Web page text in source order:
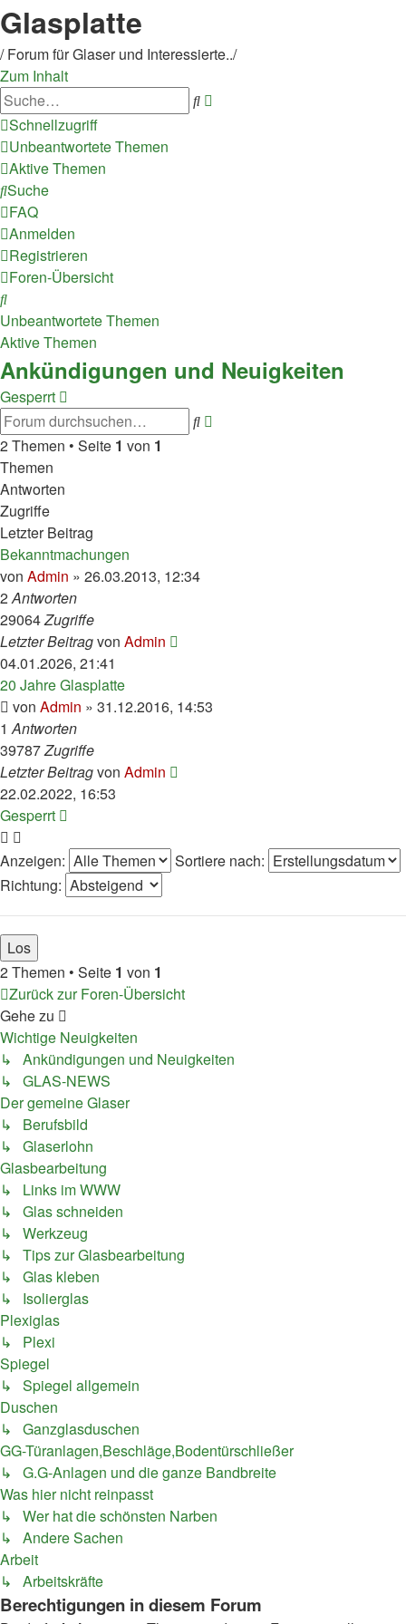
Glasplatte
/ Forum für Glaser und Interessierte../
Zum Inhalt
Suche
Schnellzugriff
Unbeantwortete Themen
Aktive Themen
Suche
FAQ
Anmelden
Registrieren
Foren-Übersicht
Suche
Unbeantwortete Themen
Aktive Themen
Ankündigungen und Neuigkeiten
Gesperrt
Suche
2 Themen • Seite 1 von 1
Themen
Antworten
Zugriffe
Letzter Beitrag
Bekanntmachungen
von Admin » 26.03.2013, 12:34
2Antworten
29064Zugriffe
Letzter Beitragvon Admin
04.01.2026, 21:41
20 Jahre Glasplatte
von Admin » 31.12.2016, 14:53
1Antworten
39787Zugriffe
Letzter Beitragvon Admin
22.02.2022, 16:53
Gesperrt
Anzeigen:
Sortiere nach:
Richtung:
2 Themen • Seite 1 von 1
Zurück zur Foren-Übersicht
Gehe zu
Wichtige Neuigkeiten
↳ Ankündigungen und Neuigkeiten
↳ GLAS-NEWS
Der gemeine Glaser
↳ Berufsbild
↳ Glaserlohn
Glasbearbeitung
↳ Links im WWW
↳ Glas schneiden
↳ Werkzeug
↳ Tips zur Glasbearbeitung
↳ Glas kleben
↳ Isolierglas
Plexiglas
↳ Plexi
Spiegel
↳ Spiegel allgemein
Duschen
↳ Ganzglasduschen
GG-Türanlagen,Beschläge,Bodentürschließer
↳ G.G-Anlagen und die ganze Bandbreite
Was hier nicht reinpasst
↳ Wer hat die schönsten Narben
↳ Andere Sachen
Arbeit
↳ Arbeitskräfte
Berechtigungen in diesem Forum